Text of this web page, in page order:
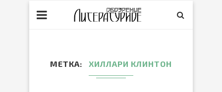
МЕТКА ХИЛЛАРИ КЛИНТОН